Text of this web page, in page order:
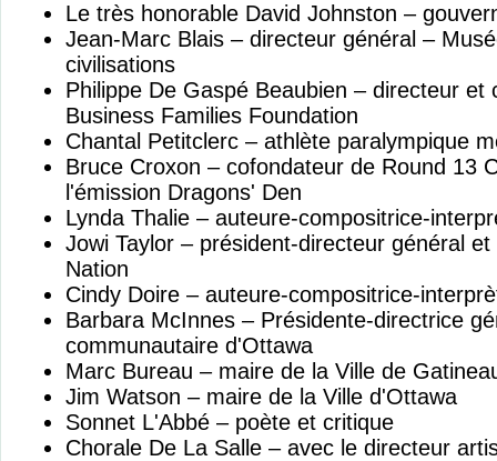
Le très honorable David Johnston –
Jean-Marc Blais – directeur général –
civilisations
Philippe De Gaspé Beaubien – directeur et
Business Families Foundation
Chantal Petitclerc – athlète paralympique
Bruce Croxon – cofondateur de Round 13
l'émission Dragons' Den
Lynda Thalie – auteure-compositrice-
Jowi Taylor – président-directeur général
Nation
Cindy Doire – auteure-compositrice-
Barbara McInnes – Présidente-directrice
communautaire d'Ottawa
Marc Bureau – maire de la Ville de
Jim Watson – maire de la Ville d'Ottawa
Sonnet L'Abbé – poète et critique
Chorale De La Salle – avec le directeur